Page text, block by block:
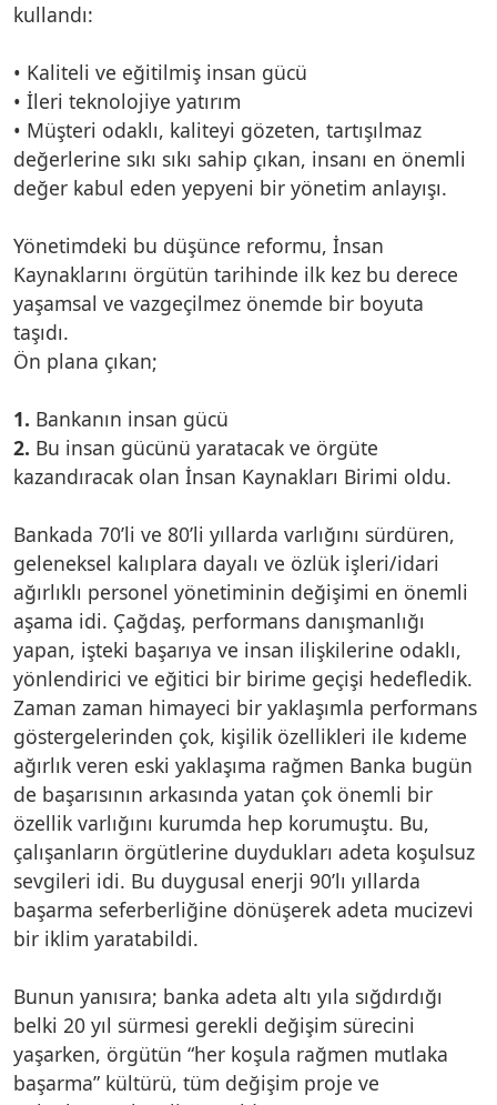
kullandı:
• Kaliteli ve eğitilmiş insan gücü
• İleri teknolojiye yatırım
• Müşteri odaklı, kaliteyi gözeten, tartışılmaz
değerlerine sıkı sıkı sahip çıkan, insanı en önemli
değer kabul eden yepyeni bir yönetim anlayışı.
Yönetimdeki bu düşünce reformu, İnsan
Kaynaklarını örgütün tarihinde ilk kez bu derece
yaşamsal ve vazgeçilmez önemde bir boyuta
taşıdı.
Ön plana çıkan;
1. Bankanın insan gücü
2. Bu insan gücünü yaratacak ve örgüte
kazandıracak olan İnsan Kaynakları Birimi oldu.
Bankada 70’li ve 80’li yıllarda varlığını sürdüren,
geleneksel kalıplara dayalı ve özlük işleri/idari
ağırlıklı personel yönetiminin değişimi en önemli
aşama idi. Çağdaş, performans danışmanlığı
yapan, işteki başarıya ve insan ilişkilerine odaklı,
yönlendirici ve eğitici bir birime geçişi hedefledik.
Zaman zaman himayeci bir yaklaşımla performans
göstergelerinden çok, kişilik özellikleri ile kıdeme
ağırlık veren eski yaklaşıma rağmen Banka bugün
de başarısının arkasında yatan çok önemli bir
özellik varlığını kurumda hep korumuştu. Bu,
çalışanların örgütlerine duydukları adeta koşulsuz
sevgileri idi. Bu duygusal enerji 90’lı yıllarda
başarma seferberliğine dönüşerek adeta mucizevi
bir iklim yaratabildi.
Bunun yanısıra; banka adeta altı yıla sığdırdığı
belki 20 yıl sürmesi gerekli değişim sürecini
yaşarken, örgütün “her koşula rağmen mutlaka
başarma” kültürü, tüm değişim proje ve